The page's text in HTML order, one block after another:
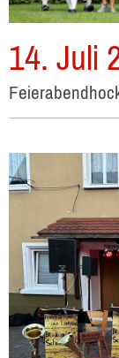
14. Juli